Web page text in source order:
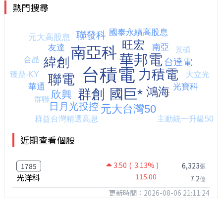
熱門搜尋
近期查看個股
1785 3.50 ( 3.13% )
光洋科 115.00
6,323張
7.2億
更新時間：2026-08-06 21:11:24